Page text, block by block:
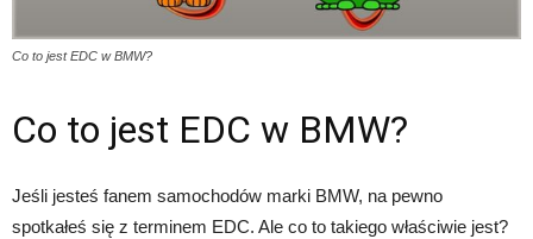
Co to jest EDC w BMW?
Co to jest EDC w BMW?
Jeśli jesteś fanem samochodów marki BMW, na pewno
spotkałeś się z terminem EDC. Ale co to takiego właściwie jest?